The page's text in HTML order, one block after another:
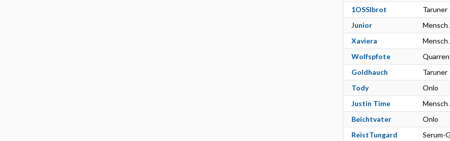
1OSSIbrot
Taruner
Junior
Xaviera
Mensch
Wolfspfote
Quarren
Goldhauch
Taruner
Tody
Onlo
Justin Time
Beichtvater
Onlo
ReistTungard
Serum-